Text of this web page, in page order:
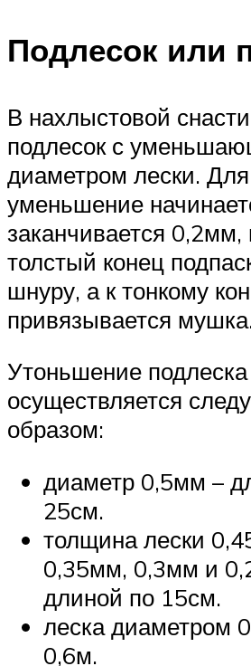
Подлесок или
В нахлыстовой
подлесок с
диаметром лески.
уменьшение
заканчивается 0,2мм,
толстый конец
шнуру, а к тонкому
привязывается
Утоньшение подлеска
осуществляется
образом:
диаметр 0,5мм –
25см.
толщина лески
0,35мм, 0,3мм и
длиной по 15см.
леска диаметром
0,6м.